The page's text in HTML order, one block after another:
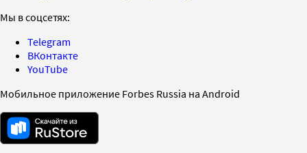
Мы в соцсетях:
Telegram
ВКонтакте
YouTube
Мобильное приложение Forbes Russia на Android